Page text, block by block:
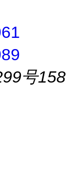
号158